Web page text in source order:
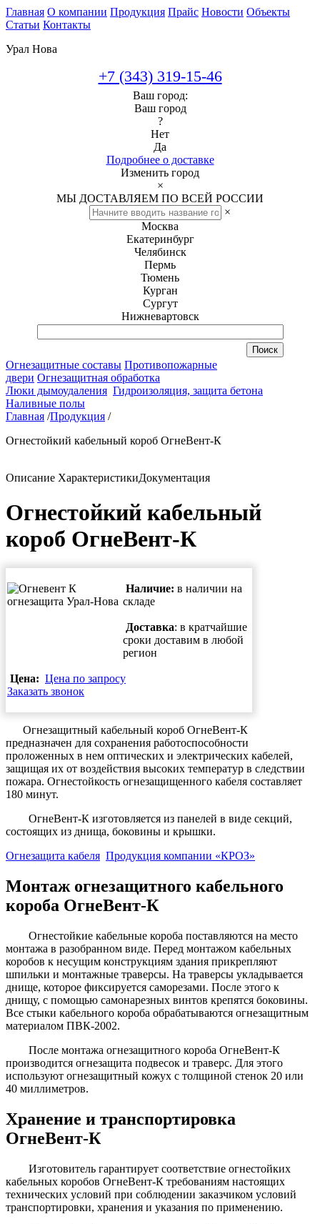
Главная О компании Продукция Прайс Новости Объекты
Статьи Контакты
Урал Нова
+7 (343) 319-15-46
Ваш город:
Ваш город
?
Нет
Да
Подробнее о доставке
Изменить город
×
МЫ ДОСТАВЛЯЕМ ПО ВСЕЙ РОССИИ
×
Москва
Екатеринбург
Челябинск
Пермь
Тюмень
Курган
Сургут
Нижневартовск
Огнезащитные составы Противопожарные
двери Огнезащитная обработка
Люки дымоудаления Гидроизоляция, защита бетона
Наливные полы
Главная /Продукция /
Огнестойкий кабельный короб ОгнеВент-К
Описание ХарактеристикиДокументация
Огнестойкий кабельный
короб ОгнеВент-К
Наличие: в наличии на
складе
Доставка: в кратчайшие
сроки доставим в любой
регион
Цена: Цена по запросу
Заказать звонок
Огнезащитный кабельный короб ОгнеВент-К
предназначен для сохранения работоспособности
проложенных в нем оптических и электрических кабелей,
защищая их от воздействия высоких температур в следствии
пожара. Огнестойкость огнезащищенного кабеля составляет
180 минут.
ОгнеВент-К изготовляется из панелей в виде секций,
состоящих из днища, боковины и крышки.
Огнезащита кабеля Продукция компании «КРОЗ»
Монтаж огнезащитного кабельного
короба ОгнеВент-К
Огнестойкие кабельные короба поставляются на место
монтажа в разобранном виде. Перед монтажом кабельных
коробов к несущим конструкциям здания прикрепляют
шпильки и монтажные траверсы. На траверсы укладывается
днище, которое фиксируется саморезами. После этого к
днищу, с помощью самонарезных винтов крепятся боковины.
Все стыки кабельного короба обрабатываются огнезащитным
материалом ПВК-2002.
После монтажа огнезащитного короба ОгнеВент-К
производится огнезащита подвесок и траверс. Для этого
используют огнезащитный кожух с толщиной стенок 20 или
40 миллиметров.
Хранение и транспортировка
ОгнеВент-К
Изготовитель гарантирует соответствие огнестойких
кабельных коробов ОгнеВент-К требованиям настоящих
технических условий при соблюдении заказчиком условий
транспортировки, хранения и указания по применению.